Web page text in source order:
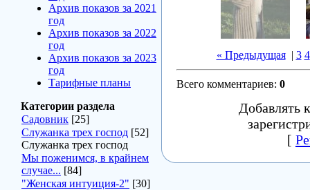
Архив показов за 2021
год
Архив показов за 2022
год
Архив показов за 2023
год
Тарифные планы
Категории раздела
Садовник [25]
Служанка трех господ [52]
Служанка трех господ
Мы поженимся, в крайнем
случае... [84]
"Женская интуиция-2" [30]
« Предыдущая| 3 4
Всего комментариев: 0
Добавлять
[